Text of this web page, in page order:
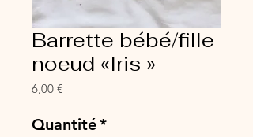
Barrette bébé/fille
noeud «Iris »
6,00 €Prix
Quantité*